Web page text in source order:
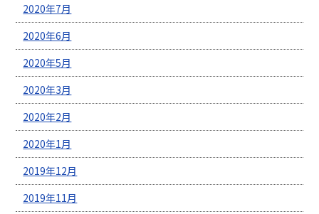
2020年7月
2020年6月
2020年5月
2020年3月
2020年2月
2020年1月
2019年12月
2019年11月